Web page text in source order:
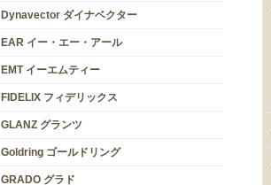
Dynavector ダイナベクター
EAR イー・エー・アール
EMT イーエムティー
FIDELIX フィデリックス
GLANZ グランツ
Goldring ゴールドリング
GRADO グラド